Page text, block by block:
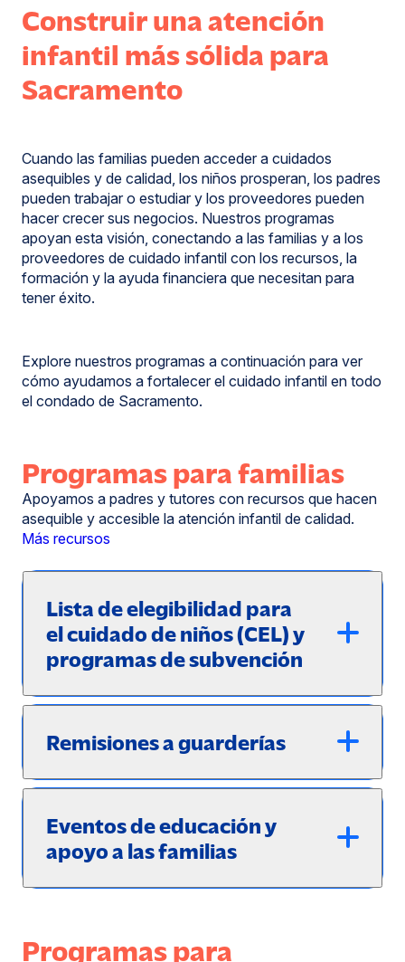
Construir una atención
infantil más sólida para
Sacramento
Cuando las familias pueden acceder a cuidados
asequibles y de calidad, los niños prosperan, los padres
pueden trabajar o estudiar y los proveedores pueden
hacer crecer sus negocios. Nuestros programas
apoyan esta visión, conectando a las familias y a los
proveedores de cuidado infantil con los recursos, la
formación y la ayuda financiera que necesitan para
tener éxito.
Explore nuestros programas a continuación para ver
cómo ayudamos a fortalecer el cuidado infantil en todo
el condado de Sacramento.
Programas para familias
Apoyamos a padres y tutores con recursos que hacen
asequible y accesible la atención infantil de calidad.
Más recursos
Lista de elegibilidad para
el cuidado de niños (CEL) y
programas de subvención
Remisiones a guarderías
Eventos de educación y
apoyo a las familias
Programas para